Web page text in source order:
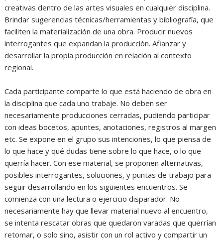
creativas dentro de las artes visuales en cualquier disciplina.
Brindar sugerencias técnicas/herramientas y bibliografía, que
faciliten la materialización de una obra. Producir nuevos
interrogantes que expandan la producción. Afianzar y
desarrollar la propia producción en relación al contexto
regional.
Cada participante comparte lo que está haciendo de obra en
la disciplina que cada uno trabaje. No deben ser
necesariamente producciones cerradas, pudiendo participar
con ideas bocetos, apuntes, anotaciones, registros al margen
etc. Se expone en el grupo sus intenciones, lo que piensa de
lo que hace y qué dudas tiene sobre lo que hace, o lo que
querría hacer. Con ese material, se proponen alternativas,
posibles interrogantes, soluciones, y puntas de trabajo para
seguir desarrollando en los siguientes encuentros. Se
comienza con una lectura o ejercicio disparador. No
necesariamente hay que llevar material nuevo al encuentro,
se intenta rescatar obras que quedaron varadas que querrían
retomar, o solo sino, asistir con un rol activo y compartir un